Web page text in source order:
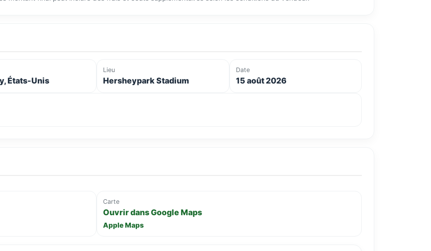
États-Unis
Lieu
Hersheypark Stadium
Date
15 août 2026
Carte
Ouvrir dans Google Maps
Apple Maps